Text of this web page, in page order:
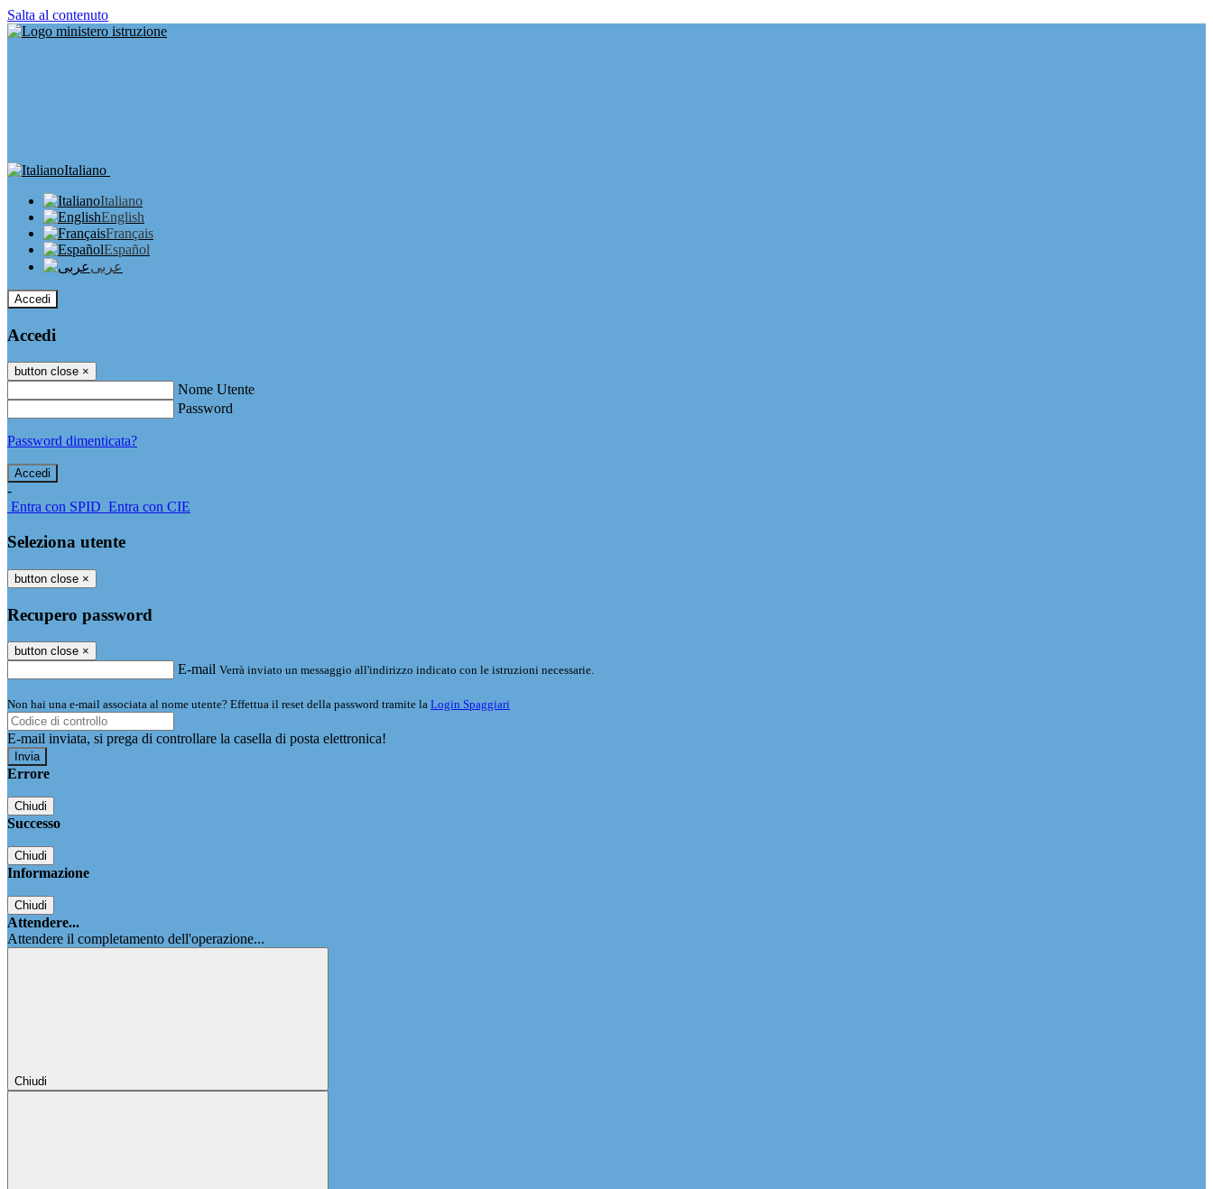
Salta al contenuto
Italiano
Italiano
English
Français
Español
عربى
Accedi
Accedi
button close ×
Nome Utente
Password
Password dimenticata?
-
Entra con SPID Entra con CIE
Seleziona utente
button close ×
Recupero password
button close ×
E-mail Verrà inviato un messaggio all'indirizzo indicato con le istruzioni necessarie.
Non hai una e-mail associata al nome utente? Effettua il reset della password tramite la Login Spaggiari
E-mail inviata, si prega di controllare la casella di posta elettronica!
Errore
Chiudi
Successo
Chiudi
Informazione
Chiudi
Attendere...
Attendere il completamento dell'operazione...
Chiudi